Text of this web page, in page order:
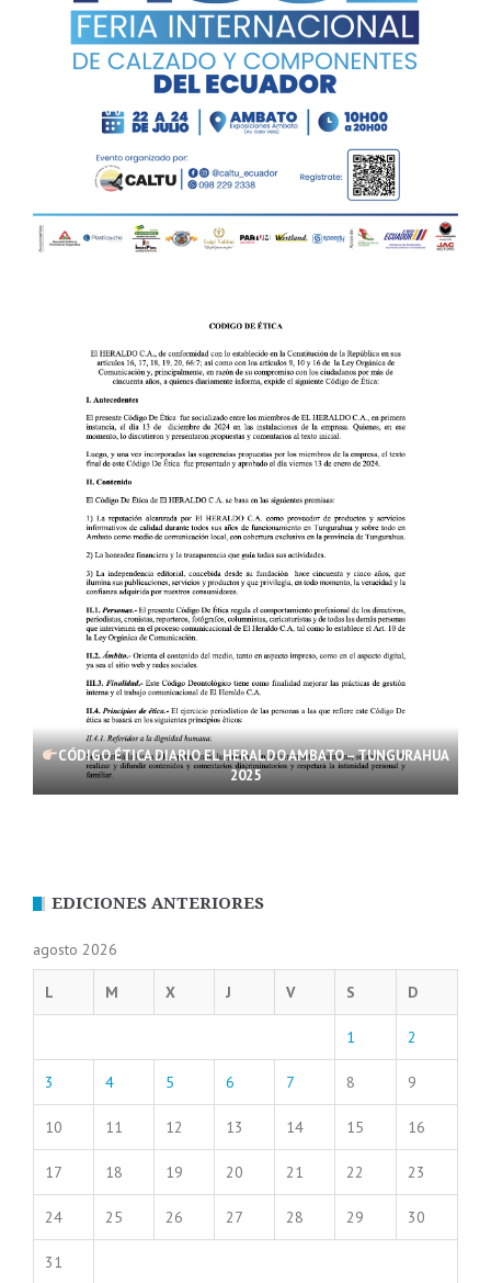
CÓDIGO ÉTICA DIARIO EL HERALDO AMBATO – TUNGURAHUA
2025
EDICIONES ANTERIORES
agosto 2026
L M X J V S D
1 2
3 4 5 6 7 8 9
10 11 12 13 14 15 16
17 18 19 20 21 22 23
24 25 26 27 28 29 30
31